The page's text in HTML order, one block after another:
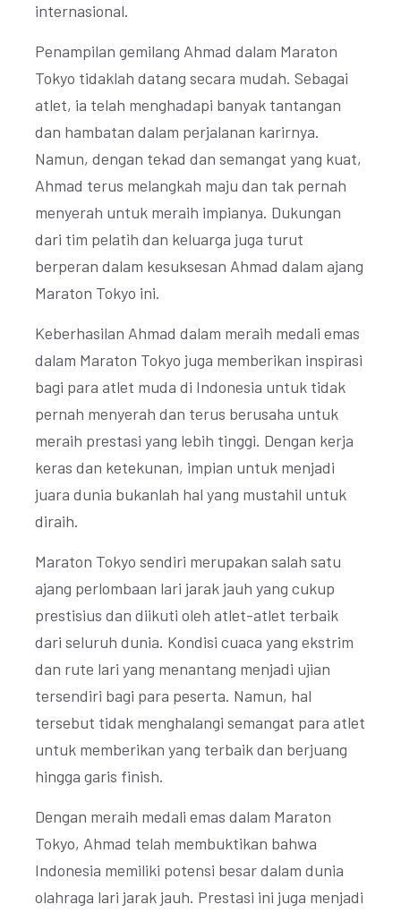
internasional.
Penampilan gemilang Ahmad dalam Maraton
Tokyo tidaklah datang secara mudah. Sebagai
atlet, ia telah menghadapi banyak tantangan
dan hambatan dalam perjalanan karirnya.
Namun, dengan tekad dan semangat yang kuat,
Ahmad terus melangkah maju dan tak pernah
menyerah untuk meraih impianya. Dukungan
dari tim pelatih dan keluarga juga turut
berperan dalam kesuksesan Ahmad dalam ajang
Maraton Tokyo ini.
Keberhasilan Ahmad dalam meraih medali emas
dalam Maraton Tokyo juga memberikan inspirasi
bagi para atlet muda di Indonesia untuk tidak
pernah menyerah dan terus berusaha untuk
meraih prestasi yang lebih tinggi. Dengan kerja
keras dan ketekunan, impian untuk menjadi
juara dunia bukanlah hal yang mustahil untuk
diraih.
Maraton Tokyo sendiri merupakan salah satu
ajang perlombaan lari jarak jauh yang cukup
prestisius dan diikuti oleh atlet-atlet terbaik
dari seluruh dunia. Kondisi cuaca yang ekstrim
dan rute lari yang menantang menjadi ujian
tersendiri bagi para peserta. Namun, hal
tersebut tidak menghalangi semangat para atlet
untuk memberikan yang terbaik dan berjuang
hingga garis finish.
Dengan meraih medali emas dalam Maraton
Tokyo, Ahmad telah membuktikan bahwa
Indonesia memiliki potensi besar dalam dunia
olahraga lari jarak jauh. Prestasi ini juga menjadi